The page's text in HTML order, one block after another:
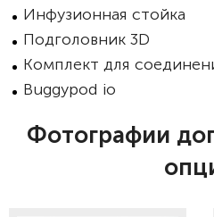
Инфузионная стойка
Подголовник 3D
Комплект для
Buggypod io
Фотографии